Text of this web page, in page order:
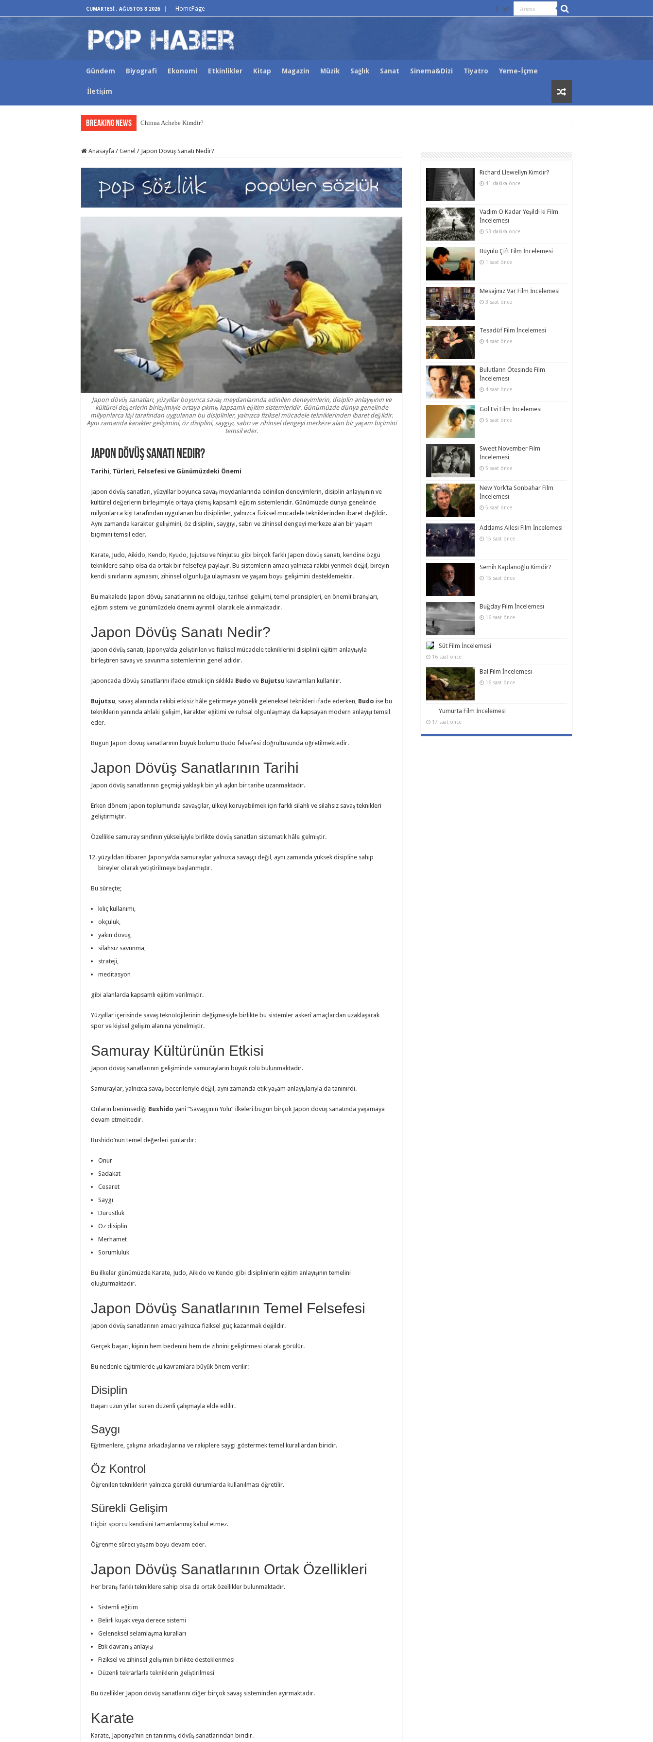
CUMARTESI , AĞUSTOS 8 2026 HomePage
Gündem Biyografi Ekonomi Etkinlikler Kitap Magazin Müzik Sağlık Sanat Sinema&Dizi Tiyatro Yeme-İçme
İletişim
Breaking News Chinua Achebe Kimdir?
Anasayfa / Genel / Japon Dövüş Sanatı Nedir?
Japon dövüş sanatları, yüzyıllar boyunca savaş meydanlarında edinilen deneyimlerin, disiplin anlayışının ve
kültürel değerlerin birleşimiyle ortaya çıkmış kapsamlı eğitim sistemleridir. Günümüzde dünya genelinde
milyonlarca kişi tarafından uygulanan bu disiplinler, yalnızca fiziksel mücadele tekniklerinden ibaret değildir.
Aynı zamanda karakter gelişimini, öz disiplini, saygıyı, sabrı ve zihinsel dengeyi merkeze alan bir yaşam biçimini
temsil eder.
Japon Dövüş Sanatı Nedir?
Tarihi, Türleri, Felsefesi ve Günümüzdeki Önemi
Japon dövüş sanatları, yüzyıllar boyunca savaş meydanlarında edinilen deneyimlerin, disiplin anlayışının ve
kültürel değerlerin birleşimiyle ortaya çıkmış kapsamlı eğitim sistemleridir. Günümüzde dünya genelinde
milyonlarca kişi tarafından uygulanan bu disiplinler, yalnızca fiziksel mücadele tekniklerinden ibaret değildir.
Aynı zamanda karakter gelişimini, öz disiplini, saygıyı, sabrı ve zihinsel dengeyi merkeze alan bir yaşam
biçimini temsil eder.
Karate, Judo, Aikido, Kendo, Kyudo, Jujutsu ve Ninjutsu gibi birçok farklı Japon dövüş sanatı, kendine özgü
tekniklere sahip olsa da ortak bir felsefeyi paylaşır. Bu sistemlerin amacı yalnızca rakibi yenmek değil, bireyin
kendi sınırlarını aşmasını, zihinsel olgunluğa ulaşmasını ve yaşam boyu gelişimini desteklemektir.
Bu makalede Japon dövüş sanatlarının ne olduğu, tarihsel gelişimi, temel prensipleri, en önemli branşları,
eğitim sistemi ve günümüzdeki önemi ayrıntılı olarak ele alınmaktadır.
Japon Dövüş Sanatı Nedir?
Japon dövüş sanatı, Japonya’da geliştirilen ve fiziksel mücadele tekniklerini disiplinli eğitim anlayışıyla
birleştiren savaş ve savunma sistemlerinin genel adıdır.
Japoncada dövüş sanatlarını ifade etmek için sıklıkla Budo ve Bujutsu kavramları kullanılır.
Bujutsu , savaş alanında rakibi etkisiz hâle getirmeye yönelik geleneksel teknikleri ifade ederken, Budo ise bu
tekniklerin yanında ahlaki gelişim, karakter eğitimi ve ruhsal olgunlaşmayı da kapsayan modern anlayışı temsil
eder.
Bugün Japon dövüş sanatlarının büyük bölümü Budo felsefesi doğrultusunda öğretilmektedir.
Japon Dövüş Sanatlarının Tarihi
Japon dövüş sanatlarının geçmişi yaklaşık bin yılı aşkın bir tarihe uzanmaktadır.
Erken dönem Japon toplumunda savaşçılar, ülkeyi koruyabilmek için farklı silahlı ve silahsız savaş teknikleri
geliştirmiştir.
Özellikle samuray sınıfının yükselişiyle birlikte dövüş sanatları sistematik hâle gelmiştir.
yüzyıldan itibaren Japonya’da samuraylar yalnızca savaşçı değil, aynı zamanda yüksek disipline sahip
bireyler olarak yetiştirilmeye başlanmıştır.
Bu süreçte;
kılıç kullanımı,
okçuluk,
yakın dövüş,
silahsız savunma,
strateji,
meditasyon
gibi alanlarda kapsamlı eğitim verilmiştir.
Yüzyıllar içerisinde savaş teknolojilerinin değişmesiyle birlikte bu sistemler askerî amaçlardan uzaklaşarak
spor ve kişisel gelişim alanına yönelmiştir.
Samuray Kültürünün Etkisi
Japon dövüş sanatlarının gelişiminde samurayların büyük rolü bulunmaktadır.
Samuraylar, yalnızca savaş becerileriyle değil, aynı zamanda etik yaşam anlayışlarıyla da tanınırdı.
Onların benimsediği Bushido yani “Savaşçının Yolu” ilkeleri bugün birçok Japon dövüş sanatında yaşamaya
devam etmektedir.
Bushido’nun temel değerleri şunlardır:
Onur
Sadakat
Cesaret
Saygı
Dürüstlük
Öz disiplin
Merhamet
Sorumluluk
Bu ilkeler günümüzde Karate, Judo, Aikido ve Kendo gibi disiplinlerin eğitim anlayışının temelini
oluşturmaktadır.
Japon Dövüş Sanatlarının Temel Felsefesi
Japon dövüş sanatlarının amacı yalnızca fiziksel güç kazanmak değildir.
Gerçek başarı, kişinin hem bedenini hem de zihnini geliştirmesi olarak görülür.
Bu nedenle eğitimlerde şu kavramlara büyük önem verilir:
Disiplin
Başarı uzun yıllar süren düzenli çalışmayla elde edilir.
Saygı
Eğitmenlere, çalışma arkadaşlarına ve rakiplere saygı göstermek temel kurallardan biridir.
Öz Kontrol
Öğrenilen tekniklerin yalnızca gerekli durumlarda kullanılması öğretilir.
Sürekli Gelişim
Hiçbir sporcu kendisini tamamlanmış kabul etmez.
Öğrenme süreci yaşam boyu devam eder.
Japon Dövüş Sanatlarının Ortak Özellikleri
Her branş farklı tekniklere sahip olsa da ortak özellikler bulunmaktadır.
Sistemli eğitim
Belirli kuşak veya derece sistemi
Geleneksel selamlaşma kuralları
Etik davranış anlayışı
Fiziksel ve zihinsel gelişimin birlikte desteklenmesi
Düzenli tekrarlarla tekniklerin geliştirilmesi
Bu özellikler Japon dövüş sanatlarını diğer birçok savaş sisteminden ayırmaktadır.
Karate
Karate, Japonya’nın en tanınmış dövüş sanatlarından biridir.
Richard Llewellyn Kimdir?
41 dakika önce
Vadim O Kadar Yeşildi ki Film
İncelemesi
53 dakika önce
Büyülü Çift Film İncelemesi
1 saat önce
Mesajınız Var Film İncelemesi
3 saat önce
Tesadüf Film İncelemesi
4 saat önce
Bulutların Ötesinde Film
İncelemesi
4 saat önce
Göl Evi Film İncelemesi
5 saat önce
Sweet November Film
İncelemesi
5 saat önce
New York’ta Sonbahar Film
İncelemesi
5 saat önce
Addams Ailesi Film İncelemesi
15 saat önce
Semih Kaplanoğlu Kimdir?
15 saat önce
Buğday Film İncelemesi
16 saat önce
Süt Film İncelemesi
16 saat önce
Bal Film İncelemesi
16 saat önce
Yumurta Film İncelemesi
17 saat önce